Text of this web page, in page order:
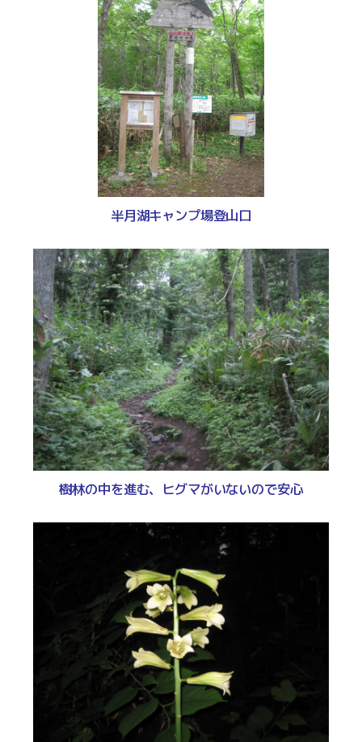
半月湖キャンプ場登山口
樹林の中を進む、ヒグマがいないので安心